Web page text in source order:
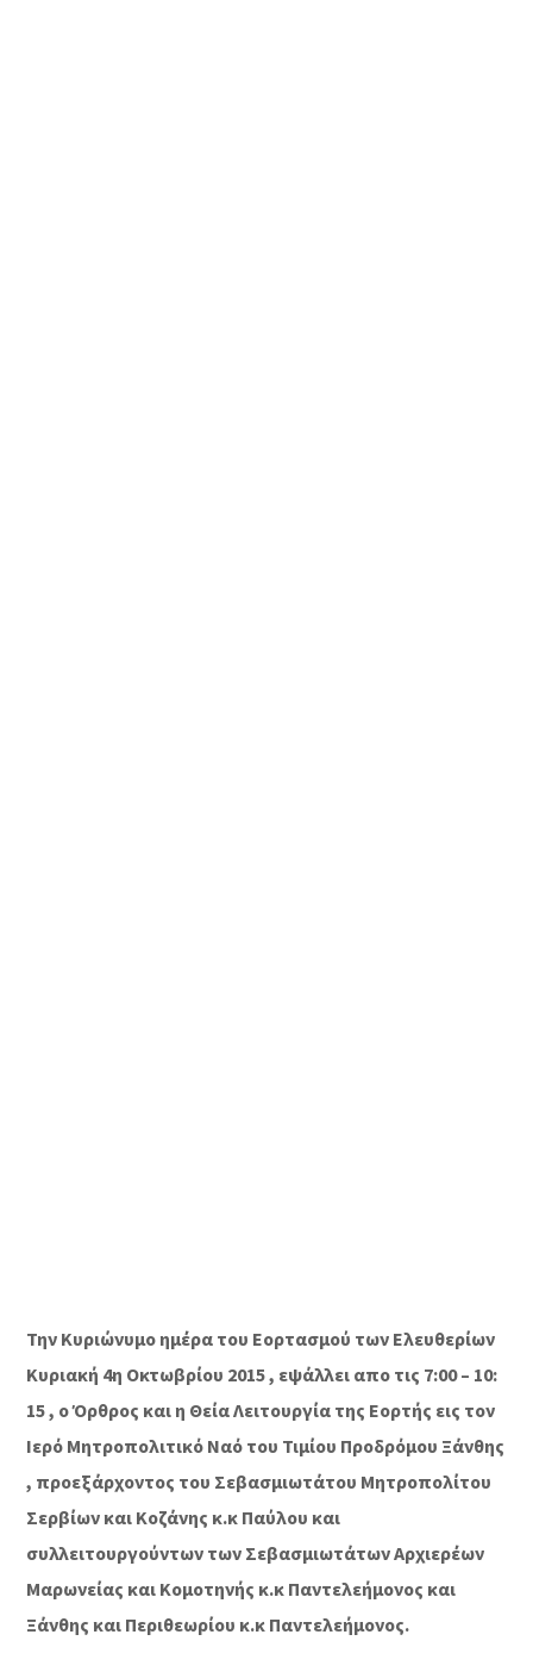
Την Κυριώνυμο ημέρα του Εορτασμού των Ελευθερίων
Κυριακή 4η Οκτωβρίου 2015 , εψάλλει απο τις 7:00 – 10:
15 , ο Όρθρος και η Θεία Λειτουργία της Εορτής εις τον
Ιερό Μητροπολιτικό Ναό του Τιμίου Προδρόμου Ξάνθης
, προεξάρχοντος του Σεβασμιωτάτου Μητροπολίτου
Σερβίων και Κοζάνης κ.κ Παύλου και
συλλειτουργούντων των Σεβασμιωτάτων Αρχιερέων
Μαρωνείας και Κομοτηνής κ.κ Παντελεήμονος και
Ξάνθης και Περιθεωρίου κ.κ Παντελεήμονος.